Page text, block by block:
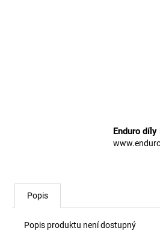
Enduro
Popis
Popis produktu není dostupný